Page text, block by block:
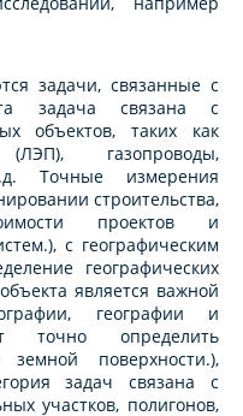
задачи, связанные с
задача связана с
объектов, таких как
газопроводы,
Точные измерения
строительства,
проектов и
с географическим
географических
является важной
географии и
точно определить
поверхности.),
задач связана с
участков, полигонов,